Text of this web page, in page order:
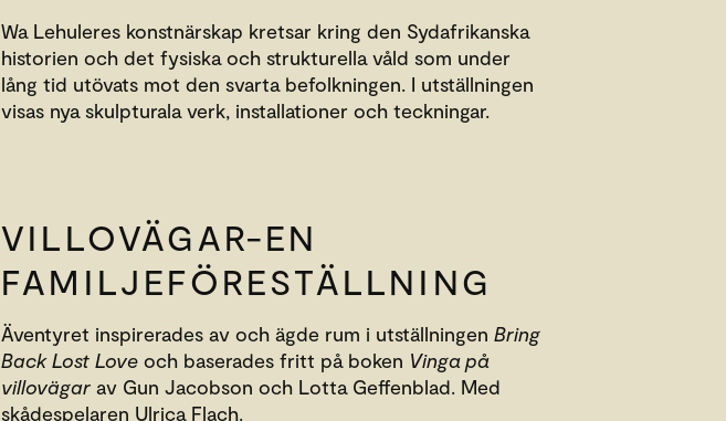
Wa Lehuleres konstnärskap kretsar kring den Sydafrikanska
historien och det fysiska och strukturella våld som under
lång tid utövats mot den svarta befolkningen. I utställningen
visas nya skulpturala verk, installationer och teckningar.
VILLOVÄGAR-EN
FAMILJEFÖRESTÄLLNING
Äventyret inspirerades av och ägde rum i utställningen Bring
Back Lost Love och baserades fritt på boken Vinga på
villovägar av Gun Jacobson och Lotta Geffenblad. Med
skådespelaren Ulrica Flach.